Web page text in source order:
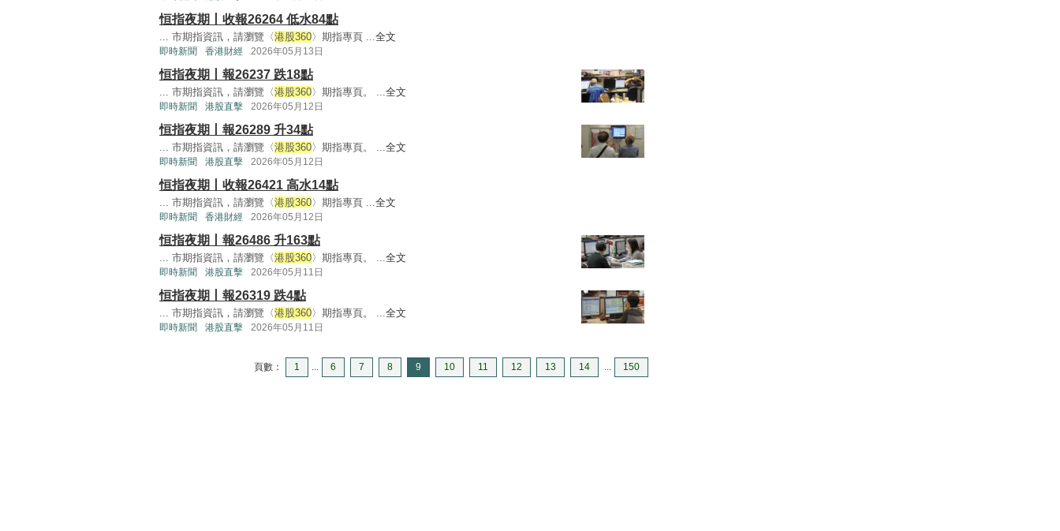
恒指夜期丨收報26264 低水84點
... 市期指資訊，請瀏覽〈港股360〉期指專頁 ...全文
即時新聞 香港財經 2026年05月13日
恒指夜期丨報26237 跌18點
... 市期指資訊，請瀏覽〈港股360〉期指專頁。 ...全文
即時新聞 港股直擊 2026年05月12日
恒指夜期丨報26289 升34點
... 市期指資訊，請瀏覽〈港股360〉期指專頁。 ...全文
即時新聞 港股直擊 2026年05月12日
恒指夜期丨收報26421 高水14點
... 市期指資訊，請瀏覽〈港股360〉期指專頁 ...全文
即時新聞 香港財經 2026年05月12日
恒指夜期丨報26486 升163點
... 市期指資訊，請瀏覽〈港股360〉期指專頁。 ...全文
即時新聞 港股直擊 2026年05月11日
恒指夜期丨報26319 跌4點
... 市期指資訊，請瀏覽〈港股360〉期指專頁。 ...全文
即時新聞 港股直擊 2026年05月11日
頁數： 1 ... 6 7 8 9 10 11 12 13 14 ... 150